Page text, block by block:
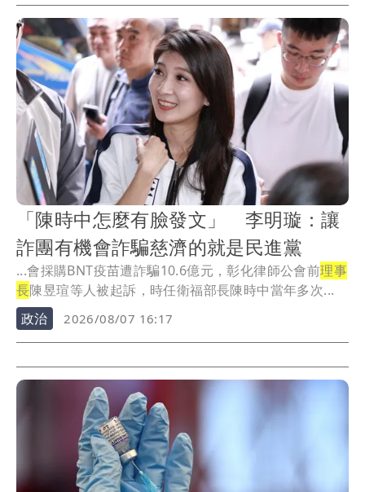
「陳時中怎麼有臉發文」 李明璇：讓
詐團有機會詐騙慈濟的就是民進黨
...會採購BNT疫苗遭詐騙10.6億元，彰化律師公會前理事
長陳昱瑄等人被起訴，時任衛福部長陳時中當年多次...
政治
2026/08/07 16:17